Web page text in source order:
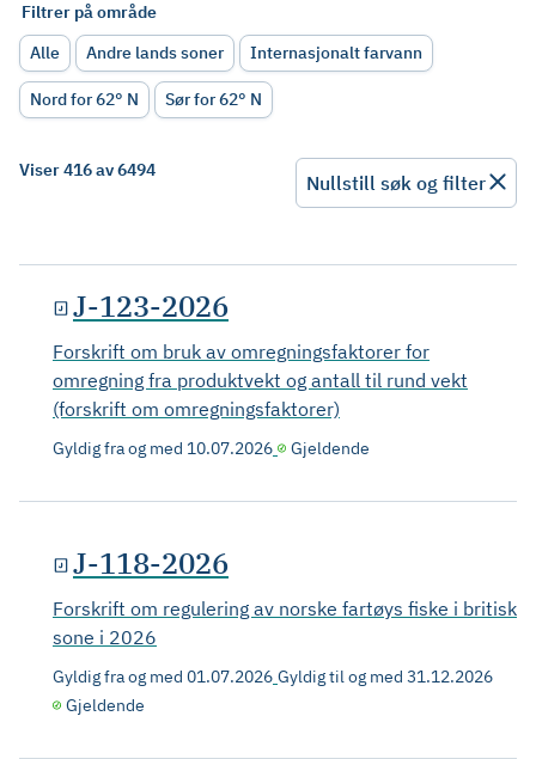
Filtrer på område
Alle
Andre lands soner Internasjonalt farvann
Nord for 62° N Sør for 62° N
Viser 416 av 6494
Nullstill søk og filter
J-123-2026
Forskrift om bruk av omregningsfaktorer for
omregning fra produktvekt og antall til rund vekt
(forskrift om omregningsfaktorer)
Gyldig fra og med 10.07.2026 Gjeldende
J-118-2026
Forskrift om regulering av norske fartøys fiske i britisk
sone i 2026
Gyldig fra og med 01.07.2026 Gyldig til og med 31.12.2026
Gjeldende